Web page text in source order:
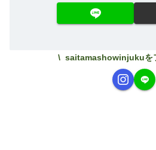
saitamashowinjukuを